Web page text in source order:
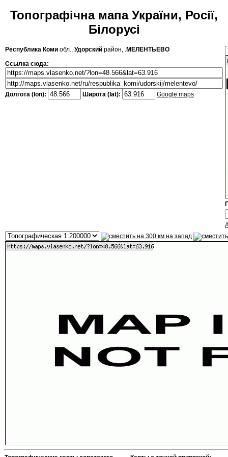
Топографічна мапа України, Росії,
Білорусі
Республика Коми обл., Удорский район, .МЕЛЕНТЬЕВО
Ссылка сюда:
Долгота (lon): Широта (lat): Google maps